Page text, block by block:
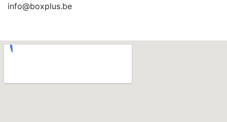
info@boxplus.be